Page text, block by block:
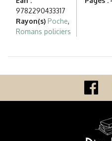
9782290433317
Rayon(s) Poche,
Romans policiers